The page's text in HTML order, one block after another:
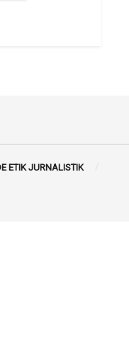
ETIK JURNALISTIK